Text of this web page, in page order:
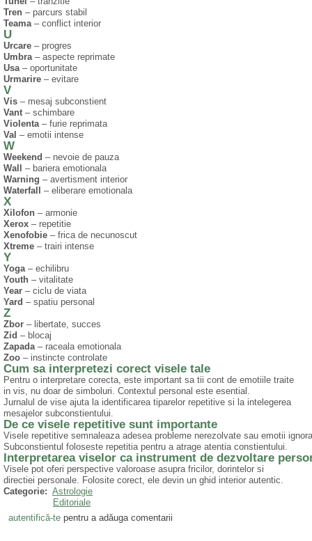
Tren – parcurs stabil
Teama – conflict interior
U
Urcare – progres
Umbra – aspecte reprimate
Usa – oportunitate
Urmarire – evitare
V
Vis – mesaj subconstient
Vant – schimbare
Violenta – furie reprimata
Val – emotii intense
W
Weekend – nevoie de pauza
Wall – bariera emotionala
Warning – avertisment interior
Waterfall – eliberare emotionala
X
Xilofon – armonie
Xerox – repetitie
Xenofobie – frica de necunoscut
Xtreme – trairi intense
Y
Yoga – echilibru
Youth – vitalitate
Year – ciclu de viata
Yard – spatiu personal
Z
Zbor – libertate, succes
Zid – blocaj
Zapada – raceala emotionala
Zoo – instincte controlate
Cum sa interpretezi corect visele tale
Pentru o interpretare corecta, este important sa tii cont de emotiile traite
in vis, nu doar de simboluri. Contextul personal este esential.
Jurnalul de vise ajuta la identificarea tiparelor repetitive si la intelegerea
mesajelor subconstientului.
De ce visele repetitive sunt importante
Visele repetitive semnaleaza adesea probleme nerezolvate sau emotii
Subconstientul foloseste repetitia pentru a atrage atentia constientului.
Interpretarea viselor ca instrument de dezvoltare
Visele pot oferi perspective valoroase asupra fricilor, dorintelor si
directiei personale. Folosite corect, ele devin un ghid interior autentic.
Categorie: Astrologie
Editoriale
autentifică-tepentru a adăuga comentarii